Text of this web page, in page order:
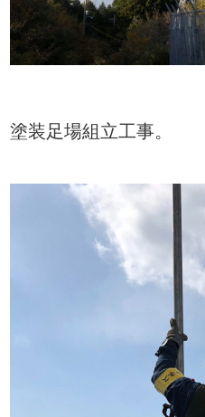
塗装足場組立工事。